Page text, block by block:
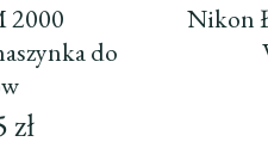
2000
do
zł
Nikon